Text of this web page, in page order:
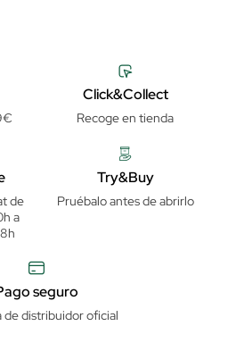
Click&Collect
Recoge en tienda
de
a
Try&Buy
Pruébalo antes de abrirlo
seguro
de distribuidor oficial